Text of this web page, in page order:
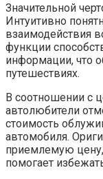
Значительной
Интуитивно
взаимодействия
функции
информации, что
путешествиях.
В соотношении с
автолюбители
стоимость
автомобиля.
приемлемую
помогает